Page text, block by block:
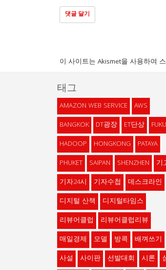
이 사이트는 Akismet을 사용하여
태그
AMAZON WEB SERVICE
AWS
BANGKOK
DT광장 ET단상
HADOOP
HONGKONG
PATAYA
PHUKET
SAIPAN SHENZHEN
기
기자24시
기자수첩
데스크라인
디지털 산책
디지털타임스
리뷰어클럽
리뷰어클럽리뷰
매일경제
모델 방콕
배껴쓰기
사설
사이판 선발대회 시론